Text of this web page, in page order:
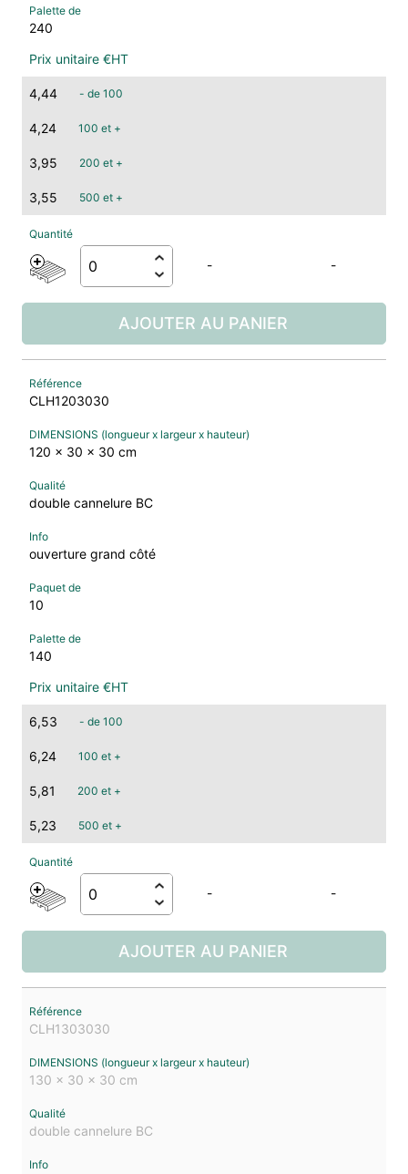
240
4,44 - de 100
4,24 100 et +
3,95 200 et +
3,55 500 et +
- -
AJOUTER AU PANIER
CLH1203030
120 x 30 x 30 cm
double cannelure BC
ouverture grand côté
10
140
6,53 - de 100
6,24 100 et +
5,81 200 et +
5,23 500 et +
- -
AJOUTER AU PANIER
CLH1303030
130 x 30 x 30 cm
double cannelure BC